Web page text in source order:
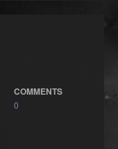
COMMENTS
0